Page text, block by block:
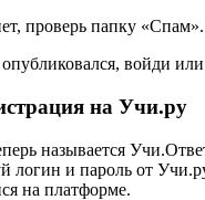
проверь папку «Спам».
войди или
на Учи.ру
называется
логин и пароль от
на платформе.